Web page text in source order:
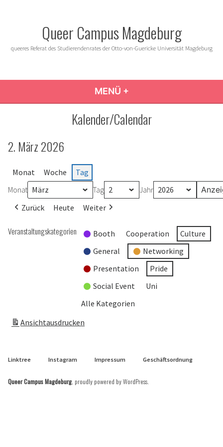
Queer Campus Magdeburg
queeres Referat des Studierendenrates der Otto-von-Guericke Universität Magdeburg
MENÜ +
Kalender/Calendar
2. März 2026
Monat Woche Tag
Monat Tag Jahr
Zurück Heute Weiter
Veranstaltungskategorien Booth Cooperation
Culture
General
Networking
Presentation
Pride
Social Event
Uni
Alle Kategorien
Ansichtausdrucken
Linktree Instagram Impressum Geschäftsordnung
Queer Campus Magdeburg, proudly powered by WordPress.